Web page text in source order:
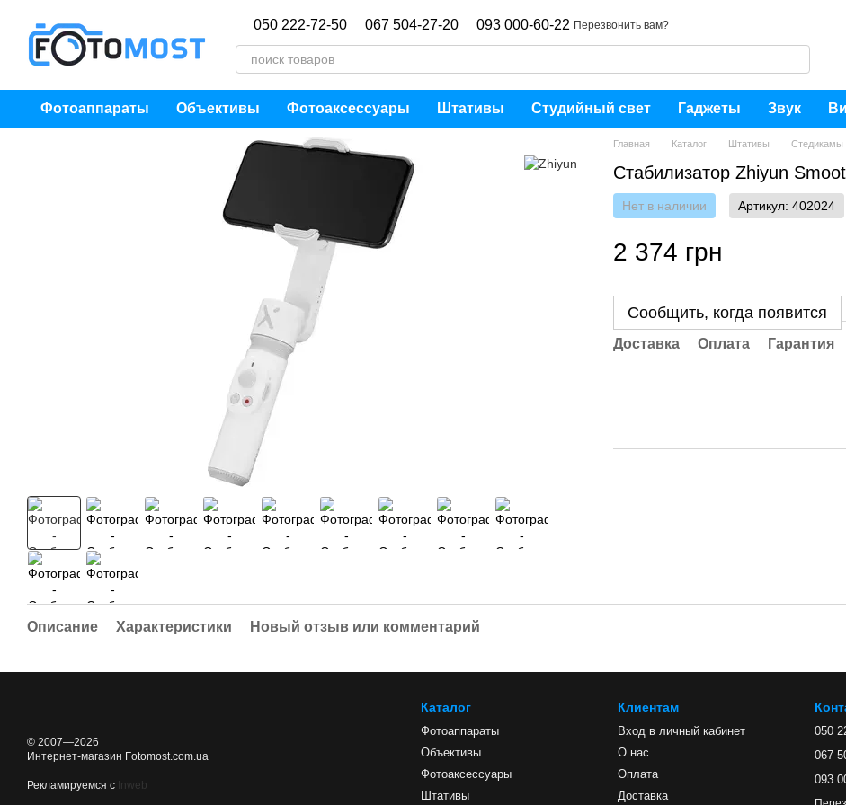
050 222-72-50 067 504-27-20 093 000-60-22 Перезвонить вам?
Фотоаппараты Объективы Фотоаксессуары Штативы Студийный свет Гаджеты Звук
Главная Каталог Штативы Стедикамы
Стабилизатор Zhiyun
Нет в наличии Артикул: 402024
2 374 грн
Сообщить, когда появится
Доставка Оплата Гарантия
Описание Характеристики Новый отзыв или комментарий
© 2007—2026
Интернет-магазин Fotomost.com.ua
Рекламируемся с Inweb
Каталог
Фотоаппараты
Объективы
Фотоаксессуары
Штативы
Клиентам
Вход в личный кабинет
О нас
Оплата
Доставка
050
067
093